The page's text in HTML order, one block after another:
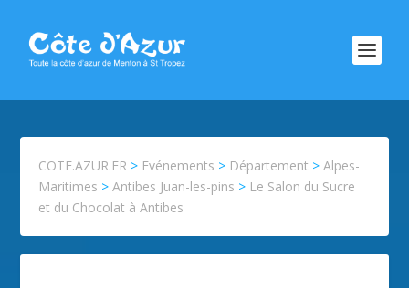
COTE.AZUR.FR > Evénements > Département >Alpes-
Maritimes >Antibes Juan-les-pins > Le Salon du Sucre
et du Chocolat à Antibes